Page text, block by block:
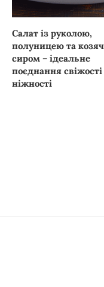
Салат із руколою,
полуницею та
сиром – ідеальне
поєднання свіжості
ніжності